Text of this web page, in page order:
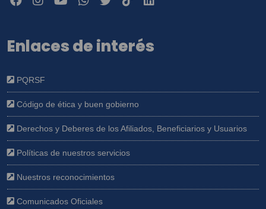
Enlaces de interés
PQRSF
Código de ética y buen gobierno
Derechos y Deberes de los Afiliados, Beneficiarios y Usuarios
Políticas de nuestros servicios
Nuestros reconocimientos
Comunicados Oficiales